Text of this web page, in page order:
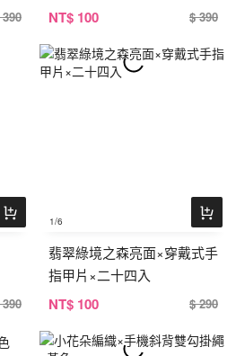
NT$ 100 $ 390
1/6
翡翠綠境之森亮面×穿戴式手
指甲片×二十四入
NT$ 100 $ 290